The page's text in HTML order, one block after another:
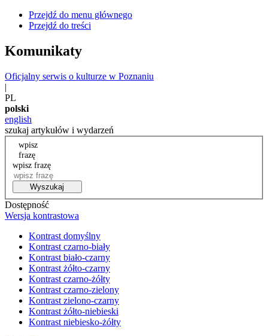
Przejdź do menu głównego
Przejdź do treści
Komunikaty
Oficjalny serwis o kulturze w Poznaniu
|
PL
polski
english
szukaj artykułów i wydarzeń
wpisz
frazę
wpisz frazę
Wyszukaj
Dostępność
Wersja kontrastowa
Kontrast domyślny
Kontrast czarno-biały
Kontrast biało-czarny
Kontrast żółto-czarny
Kontrast czarno-żółty
Kontrast czarno-zielony
Kontrast zielono-czarny
Kontrast żółto-niebieski
Kontrast niebiesko-żółty